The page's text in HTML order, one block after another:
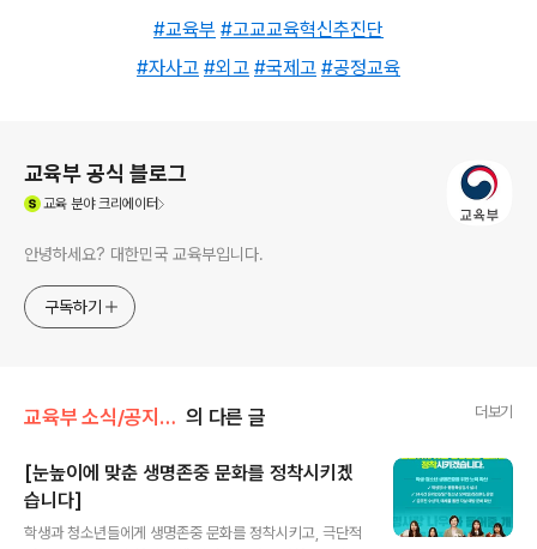
#교육부 #고교교육혁신추진단
#자사고 #외고 #국제고 #공정교육
교육부 공식 블로그
교육분야 크리에이터
안녕하세요? 대한민국 교육부입니다.
구독하기
교육부 소식/공지사항 의 다른 글 더보기
[눈높이에 맞춘 생명존중 문화를 정착시키겠
습니다]
학생과 청소년들에게 생명존중 문화를 정착시키고, 극단적